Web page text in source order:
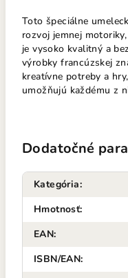
Toto špeciálne
rozvoj jemnej
je vysoko kvalitný a
výrobky francúzskej
kreatívne potreby a
umožňujú každému z
Dodatočné
Kategória:
Hmotnosť:
EAN:
ISBN/EAN: